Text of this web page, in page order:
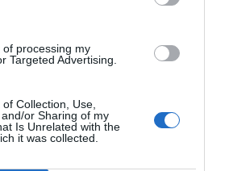
processing my
Targeted Advertising.
Collection, Use,
or Sharing of my
Is Unrelated with the
it was collected.